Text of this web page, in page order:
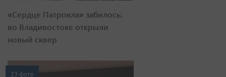
«Сердце Патрокла» забилось:
во Владивостоке открыли
новый сквер
23 фото